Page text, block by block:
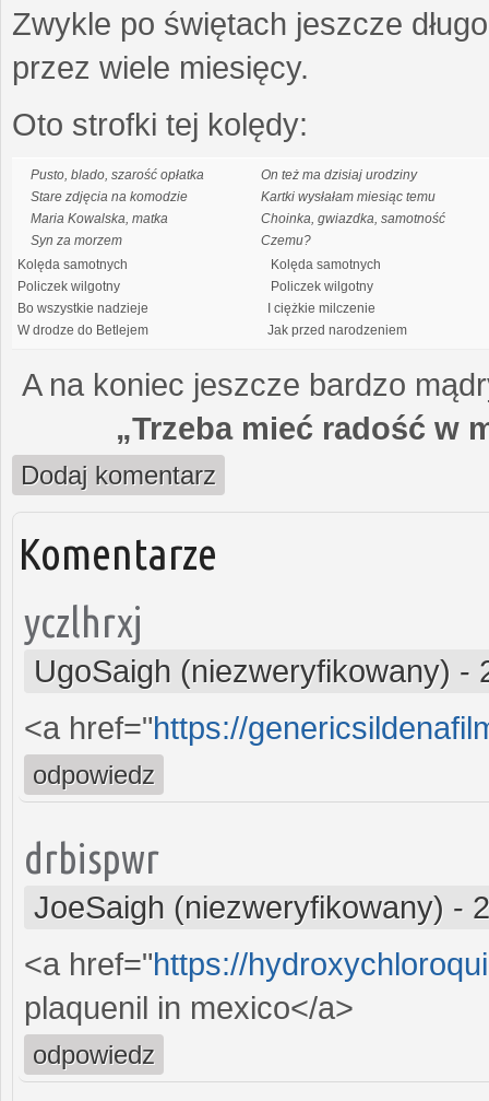
Zwykle po świętach jeszcze
przez wiele miesięcy.
Oto strofki tej kolędy:
Pusto, blado, szarość opłatka
Stare zdjęcia na komodzie
Maria Kowalska, matka
Syn za morzem
Kolęda samotnych
Policzek wilgotny
Bo wszystkie nadzieje
W drodze do Betlejem
On też ma dzisiaj urodziny
Kartki wysłałam miesiąc temu
Choinka, gwiazdka, samotność
Czemu?
Kolęda samotnych
Policzek wilgotny
I ciężkie milczenie
Jak przed narodzeniem
A na koniec jeszcze bardzo
„Trzeba mieć radość w
Dodaj komentarz
Komentarze
yczlhrxj
UgoSaigh (niezweryfikowany) -
<a href="https://
odpowiedz
drbispwr
JoeSaigh (niezweryfikowany) -
<a href="https://
plaquenil in mexico</a>
odpowiedz